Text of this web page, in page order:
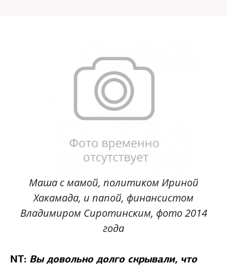
Маша с мамой, политиком Ириной
Хакамада, и папой, финансистом
Владимиром Сиротинским, фото 2014
года
NT: Вы довольно долго скрывали, что